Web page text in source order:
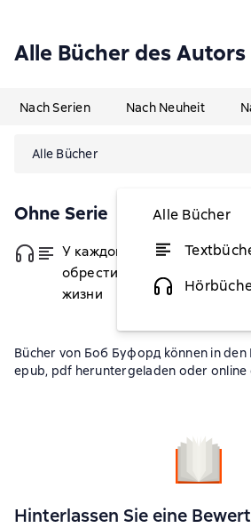
Alle Bücher des Autors
Nach Serien Nach Neuheit
Alle Bücher
Alle Bücher
Ohne Serie
У каждого свой перевал.
обрести смысл во второй
жизни
Bücher von Боб Буфорд können in den
epub, pdf heruntergeladen oder online
Hinterlassen Sie eine